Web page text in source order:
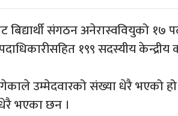
संगठन अनेरास्ववियुको १७
१९९ सदस्यीय
उम्मेदवारको संख्या धेरै भएको
भएका छन ।